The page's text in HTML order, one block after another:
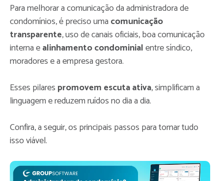
Para melhorar a comunicação da administradora de
condomínios, é preciso uma comunicação
transparente, uso decanais oficiais, boa comunicação
interna ealinhamento condominialentre síndico,
moradores e a empresa gestora.
Esses pilares promovem escuta ativa, simplificam a
linguagem e reduzem ruídos no dia a dia.
Confira, a seguir, os principais passos para tornar tudo
isso viável.